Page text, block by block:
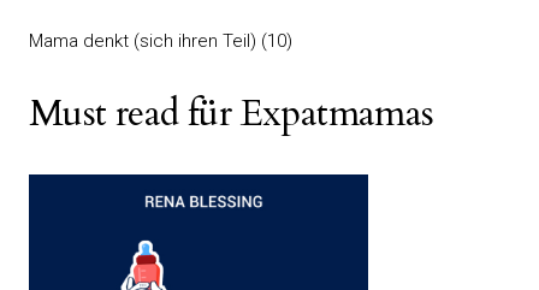
Mama denkt (sich ihren Teil) (10)
Must read für Expatmamas